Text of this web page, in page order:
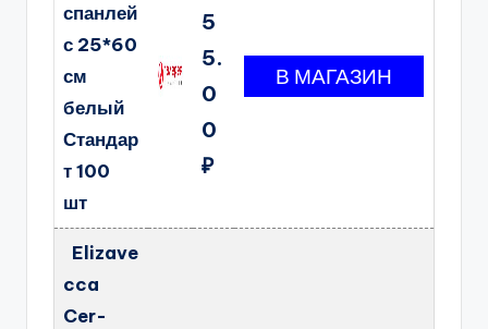
спанлей
с 25*60
см
белый
Стандар
т 100
шт
5
5.
0
0
₽
Elizave
cca
Cer-